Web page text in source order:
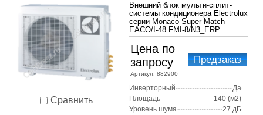
Сравнить
Внешний блок мульти-сплит-
системы кондиционера Electrolux
серии Monaco Super Match
EACO/I-48 FMI-8/N3_ERP
Цена по
запросу
Артикул: 882900
Предзаказ
Инверторный
Да
Площадь
140 (м2)
Уровень шума
27 дБ